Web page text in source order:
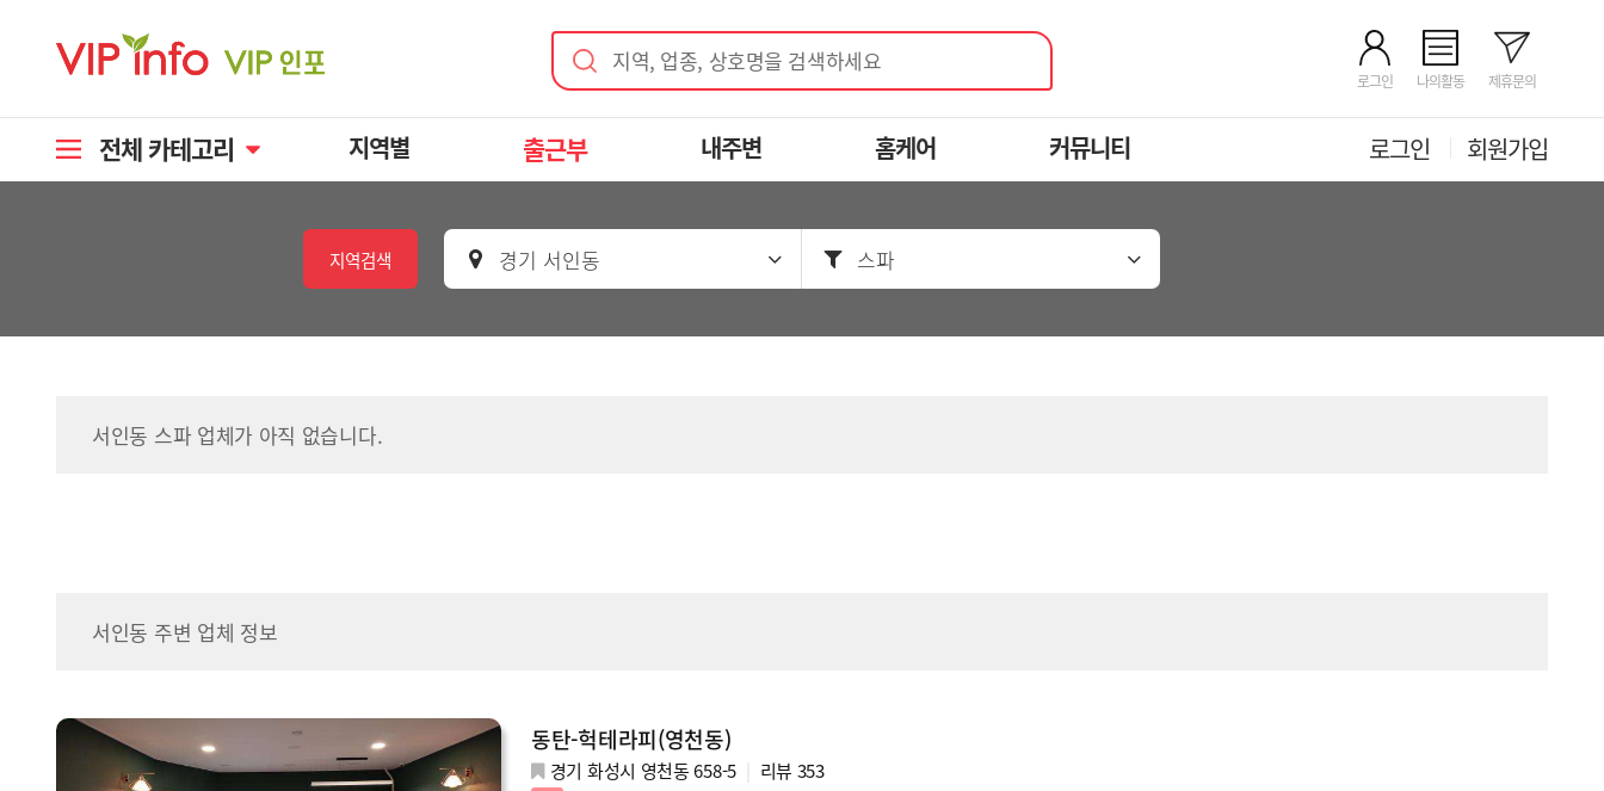
지역, 업종, 상호명을 검색하세요
로그인 나의활동 제휴문의
전체 카테고리 지역별 출근부 내주변 홈케어 커뮤니티 로그인 회원가입
지역검색 경기 서인동 스파
서인동 스파 업체가 아직 없습니다.
서인동 주변 업체 정보
동탄-헉테라피(영천동)
경기 화성시 영천동 658-5 리뷰 353